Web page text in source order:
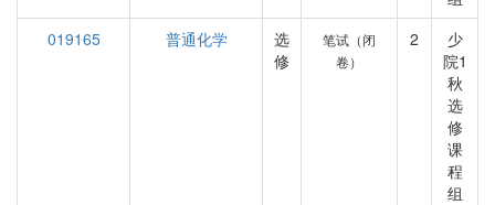
019165
普通化学
选
修
笔试（闭
卷）
2
少
院1
秋
选
修
课
程
组